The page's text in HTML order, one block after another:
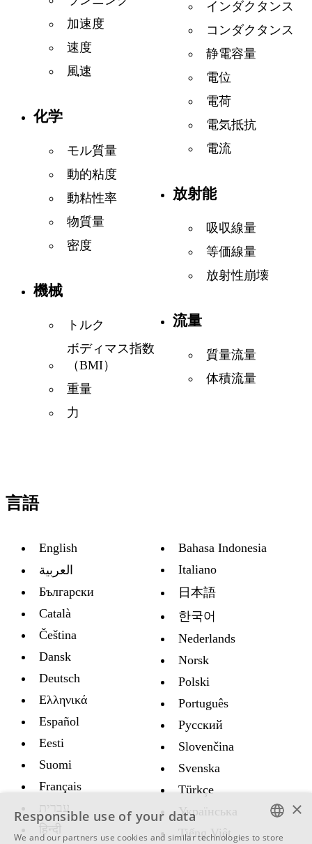
加速度
速度
風速
化学
モル質量
動的粘度
動粘性率
物質量
密度
機械
トルク
ボディマス指数
（BMI）
重量
力
インダクタンス
コンダクタンス
静電容量
電位
電荷
電気抵抗
電流
放射能
吸収線量
等価線量
放射性崩壊
流量
質量流量
体積流量
言語
English
العربية
Български
Català
Čeština
Dansk
Deutsch
Ελληνικά
Español
Eesti
Suomi
Français
עברית
हिन्दी
Bahasa Indonesia
Italiano
日本語
한국어
Nederlands
Norsk
Polski
Português
Русский
Slovenčina
Svenska
Türkçe
Украïнська
Tiếng Việt
×
Responsible use of your data
We and our partners use cookies and similar technologies to store